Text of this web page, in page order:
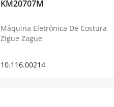
KM20707M
Máquina Eletrônica De Costura
Zigue Zague
10.116.00214